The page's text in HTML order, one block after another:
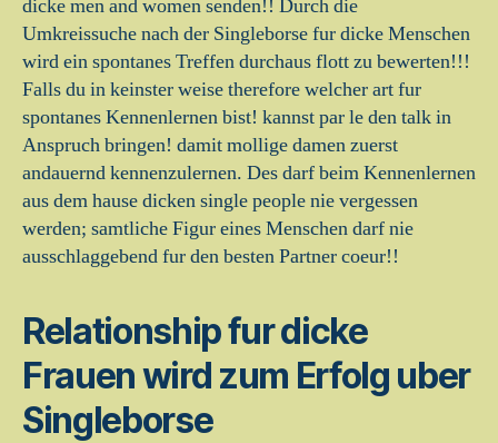
dicke men and women senden!! Durch die
Umkreissuche nach der Singleborse fur dicke Menschen
wird ein spontanes Treffen durchaus flott zu bewerten!!!
Falls du in keinster weise therefore welcher art fur
spontanes Kennenlernen bist! kannst par le den talk in
Anspruch bringen! damit mollige damen zuerst
andauernd kennenzulernen. Des darf beim Kennenlernen
aus dem hause dicken single people nie vergessen
werden; samtliche Figur eines Menschen darf nie
ausschlaggebend fur den besten Partner coeur!!
Relationship fur dicke
Frauen wird zum Erfolg uber
Singleborse